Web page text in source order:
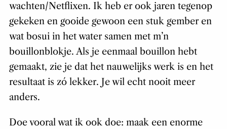
wachten/Netflixen. Ik heb er ook jaren tegenop
gekeken en gooide gewoon een stuk gember en
wat bosui in het water samen met m’n
bouillonblokje. Als je eenmaal bouillon hebt
gemaakt, zie je dat het nauwelijks werk is en het
resultaat is zó lekker. Je wil echt nooit meer
anders.
Doe vooral wat ik ook doe: maak een enorme